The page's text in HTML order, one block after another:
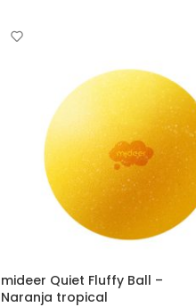
mideer Quiet Fluffy Ball –
Naranja tropical